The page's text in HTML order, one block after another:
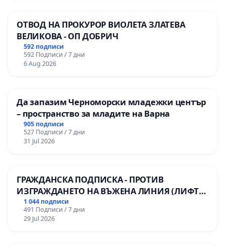
ОТВОД НА ПРОКУРОР ВИОЛЕТА ЗЛАТЕВА
ВЕЛИКОВА - ОП ДОБРИЧ
592 подписи
592 Подписи / 7 дни
6 Aug 2026
Да запазим Черноморски младежки център
– пространство за младите на Варна
905 подписи
527 Подписи / 7 дни
31 Jul 2026
ГРАЖДАНСКА ПОДПИСКА - ПРОТИВ
ИЗГРАЖДАНЕТО НА ВЪЖЕНА ЛИНИЯ (ЛИФТ)
НА ТЕРИТОРИЯТА НА ПРИРОДНА
ЗАБЕЛЕЖИТЕЛНОСТ „ХЪЛМ НА
ОСВОБОДИТЕЛИТЕ“ (БУНАРДЖИК)
1 044 подписи
491 Подписи / 7 дни
29 Jul 2026